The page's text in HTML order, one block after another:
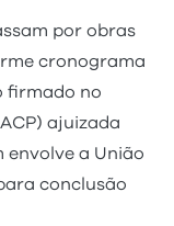
por obras
cronograma
firmado no
ajuizada
envolve a União
conclusão